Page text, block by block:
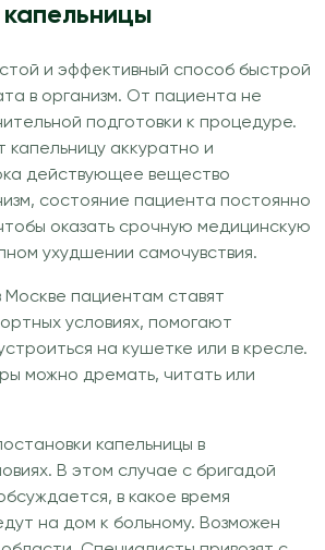
и эффективный способ быстрой
в организм. От пациента не
подготовки к процедуре.
капельницу аккуратно и
действующее вещество
состояние пациента постоянно
оказать срочную медицинскую
ухудшении самочувствия.
Москве пациентам ставят
условиях, помогают
на кушетке или в кресле.
можно дремать, читать или
капельницы в
В этом случае с бригадой
в какое время
на дом к больному. Возможен